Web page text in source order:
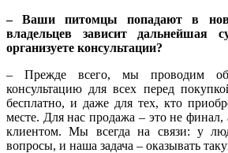
– Ваши питомцы попадают в
владельцев зависит дальнейшая
организуете консультации?
– Прежде всего, мы проводим
консультацию для всех перед
бесплатно, и даже для тех, кто
месте. Для нас продажа – это не
клиентом. Мы всегда на связи: у
вопросы, и наша задача – оказывать